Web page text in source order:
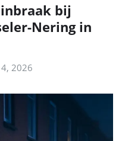
bij
Nering in
2026